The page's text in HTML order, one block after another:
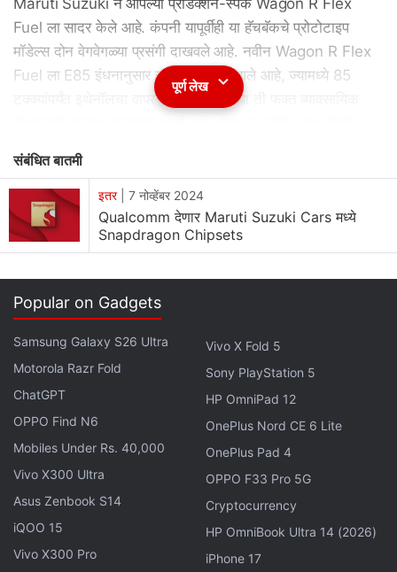
Maruti Suzuki ने आपल्या प्रोडक्शन-स्पेक Wagon R Flex
Fuel ला सादर केले आहे. कंपनी यापूर्वीही या हॅचबॅकचे प्रोटोटाइप
मॉडेल्स दोन वेगवेगळ्या प्रसंगी दाखवले आहे. नवीन Wagon R Flex
Fuel ला E85 इंधनानुसार तयार करण्यात आले आहे, ज्यामध्ये 85
टक्क्यांपर्यंत इथेनॉलचा वापर करता येतो. सध्या ती फक्त व्यावसायिक
कच्च्या तेलाच्या आयातीवरील अवलंबित्व कमी करण्यासाठी करत
असलेल्या या मॉडेलकडे एक महत्त्वाचे पाऊल म्हणून पाहिले जात आहे.
Maruti Wagon R Flex Fuel म्हणजे काय?
होते. त्यानंतर Bharat Mobility Show 2024 मध्येही ती प्रदर्शित
करण्यात आली होती. आता कंपनीने तिचे प्रोडक्शन व्हर्जन सादर केले
आहे. हे मॉडेल E100 मानकांनुसार तयार करण्यात आले आहे, मात्र
E85 इंधनावर चालण्यासाठी त्याला होमोलोगेशन देण्यात आले आहे. सोप्या
भाषेत सांगायचे झाल्यास, ही कार E20 ते E100 पर्यंत कोणत्याही
पेट्रोल-इथेनॉल मिश्रणावर चालू शकते.
इंजिनमध्ये करण्यात आले अनेक बदल
नवीन Wagon R Flex Fuel मध्ये Maruti Suzuki चे 1.2-लिटर
K12N चार-सिलेंडर पेट्रोल इंजिन देण्यात आले आहे. मात्र इथेनॉल
इंधनाशी सुसंगतता राखण्यासाठी त्यामध्ये अनेक बदल करण्यात आले
आहेत. यामध्ये नवीन फ्यूल इंजेक्टर्स, अपग्रेडेड फ्यूल पंप, नवीन फ्यूल
पूर्ण लेख
संबंधित बातमी
इतर| 7 नोव्हेंबर 2024
Qualcomm देणार Maruti Suzuki Cars मध्ये
Snapdragon Chipsets
Popular on Gadgets
Samsung Galaxy S26 Ultra
Motorola Razr Fold
ChatGPT
OPPO Find N6
Mobiles Under Rs. 40,000
Vivo X300 Ultra
Asus Zenbook S14
iQOO 15
Vivo X300 Pro
Vivo X Fold 5
Sony PlayStation 5
HP OmniPad 12
OnePlus Nord CE 6 Lite
OnePlus Pad 4
OPPO F33 Pro 5G
Cryptocurrency
HP OmniBook Ultra 14 (2026)
iPhone 17